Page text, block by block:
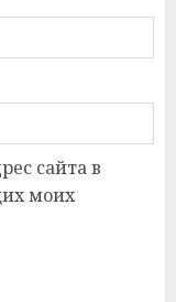
сайта в
моих